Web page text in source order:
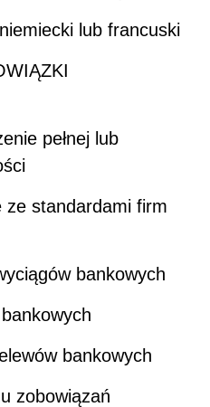
lub francuski
pełnej lub
ze standardami firm
bankowych
bankowych
zobowiązań